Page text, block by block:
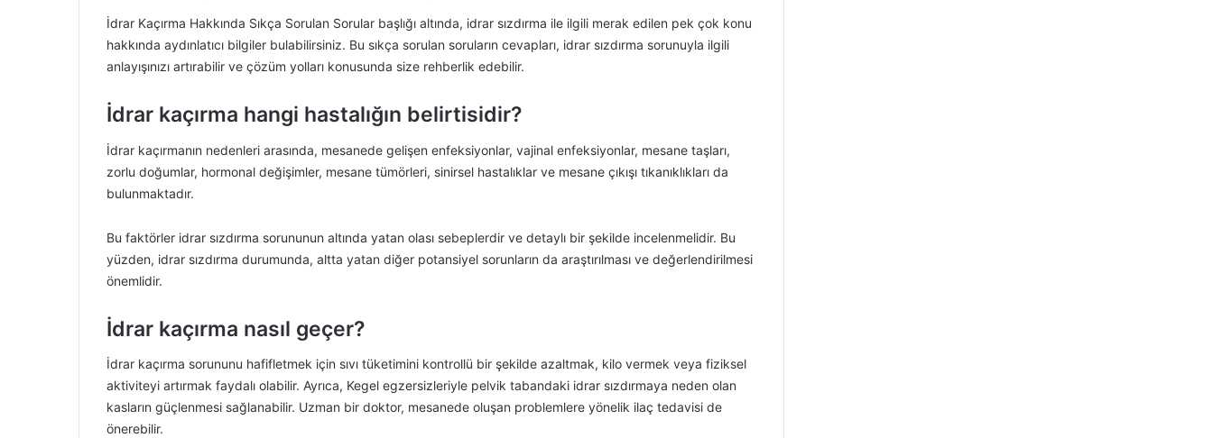
İdrar Kaçırma Hakkında Sıkça Sorulan Sorular başlığı altında, idrar sızdırma ile ilgili merak edilen pek çok konu
hakkında aydınlatıcı bilgiler bulabilirsiniz. Bu sıkça sorulan soruların cevapları, idrar sızdırma sorunuyla ilgili
anlayışınızı artırabilir ve çözüm yolları konusunda size rehberlik edebilir.
İdrar kaçırma hangi hastalığın belirtisidir?
İdrar kaçırmanın nedenleri arasında, mesanede gelişen enfeksiyonlar, vajinal enfeksiyonlar, mesane taşları,
zorlu doğumlar, hormonal değişimler, mesane tümörleri, sinirsel hastalıklar ve mesane çıkışı tıkanıklıkları da
bulunmaktadır.
Bu faktörler idrar sızdırma sorununun altında yatan olası sebeplerdir ve detaylı bir şekilde incelenmelidir. Bu
yüzden, idrar sızdırma durumunda, altta yatan diğer potansiyel sorunların da araştırılması ve değerlendirilmesi
önemlidir.
İdrar kaçırma nasıl geçer?
İdrar kaçırma sorununu hafifletmek için sıvı tüketimini kontrollü bir şekilde azaltmak, kilo vermek veya fiziksel
aktiviteyi artırmak faydalı olabilir. Ayrıca, Kegel egzersizleriyle pelvik tabandaki idrar sızdırmaya neden olan
kasların güçlenmesi sağlanabilir. Uzman bir doktor, mesanede oluşan problemlere yönelik ilaç tedavisi de
önerebilir.